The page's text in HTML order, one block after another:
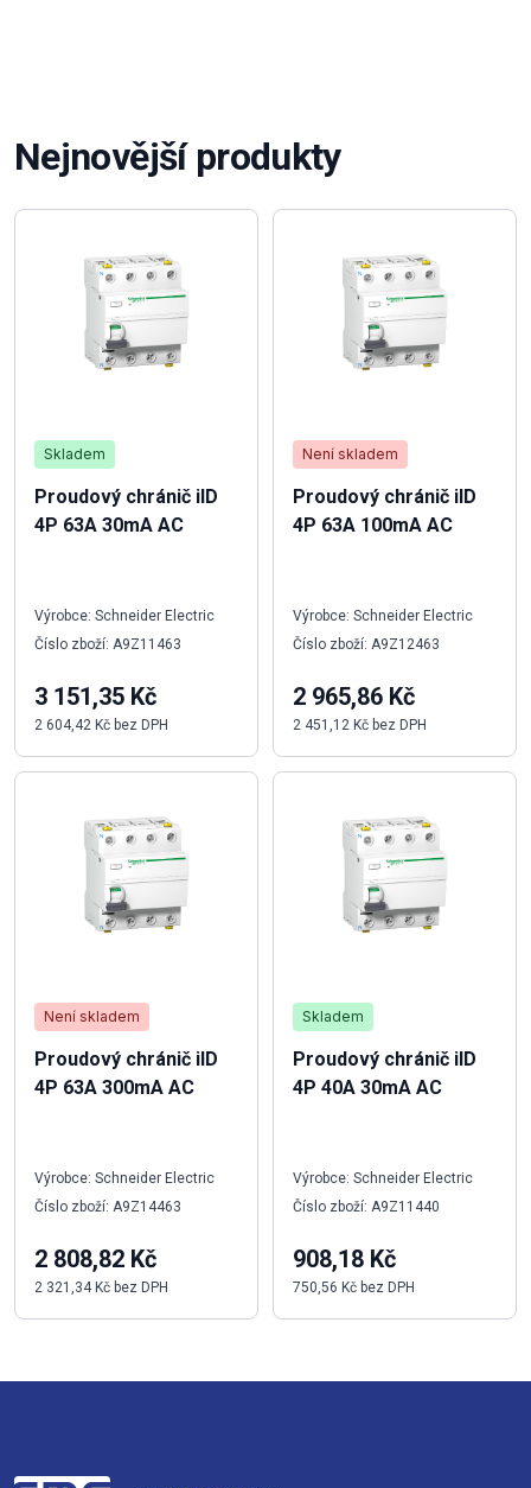
Nejnovější produkty
Skladem
Proudový chránič iID
4P 63A 30mA AC
Výrobce: Schneider Electric
Číslo zboží: A9Z11463
3 151,35 Kč
2 604,42 Kč bez DPH
Není skladem
Proudový chránič iID
4P 63A 300mA AC
Výrobce: Schneider Electric
Číslo zboží: A9Z14463
2 808,82 Kč
2 321,34 Kč bez DPH
Není skladem
Proudový chránič iID
4P 63A 100mA AC
Výrobce: Schneider Electric
Číslo zboží: A9Z12463
2 965,86 Kč
2 451,12 Kč bez DPH
Skladem
Proudový chránič iID
4P 40A 30mA AC
Výrobce: Schneider Electric
Číslo zboží: A9Z11440
908,18 Kč
750,56 Kč bez DPH